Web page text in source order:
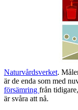
Naturvårdsverket.
är de enda som med
försämring från
är svåra att nå.